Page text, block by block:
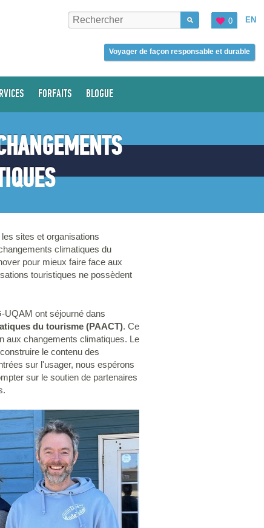
EN
0
Voyager de façon responsable et durable
FORFAITS BLOGUE
sites et organisations
climatiques du
pour mieux faire face aux
touristiques ne possèdent
UQAM ont séjourné dans
du tourisme (PAACT). Ce
aux changements climatiques. Le
le contenu des
sur l'usager, nous espérons
sur le soutien de partenaires